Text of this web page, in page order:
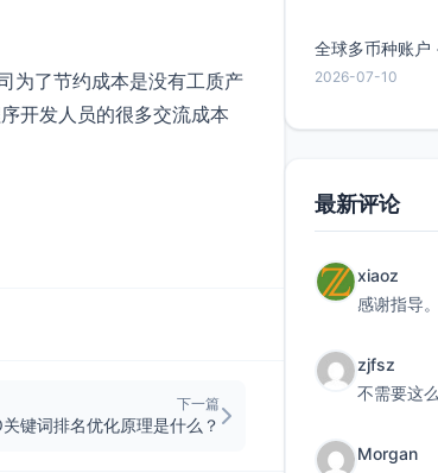
为了节约成本是没有工质产
开发人员的很多交流成本
下一篇
关键词排名优化原理是什么？
2026-07-10
最新评论
xiaoz
感谢指导。
zjfsz
Morgan